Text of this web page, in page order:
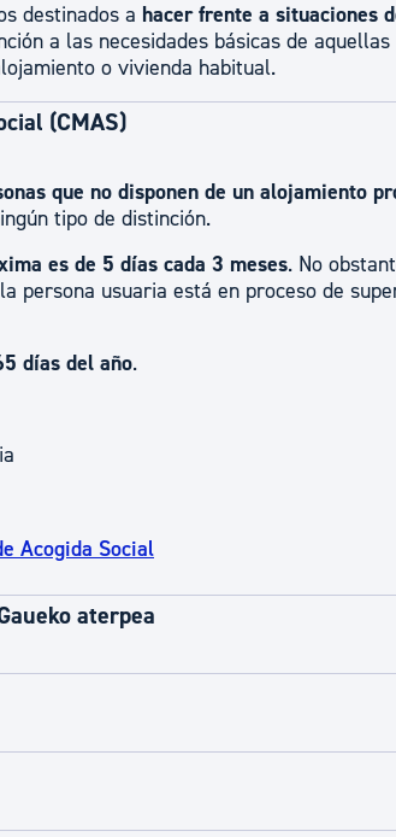
destinados a hacer frente a situaciones
a las necesidades básicas de
o vivienda habitual.
(CMAS)​​​​​​​
que no disponen de un alojamiento
tipo de distinción.
es de 5 días cada 3 meses. No
persona usuaria está en proceso de
días del año.
Acogida Social
aterpea